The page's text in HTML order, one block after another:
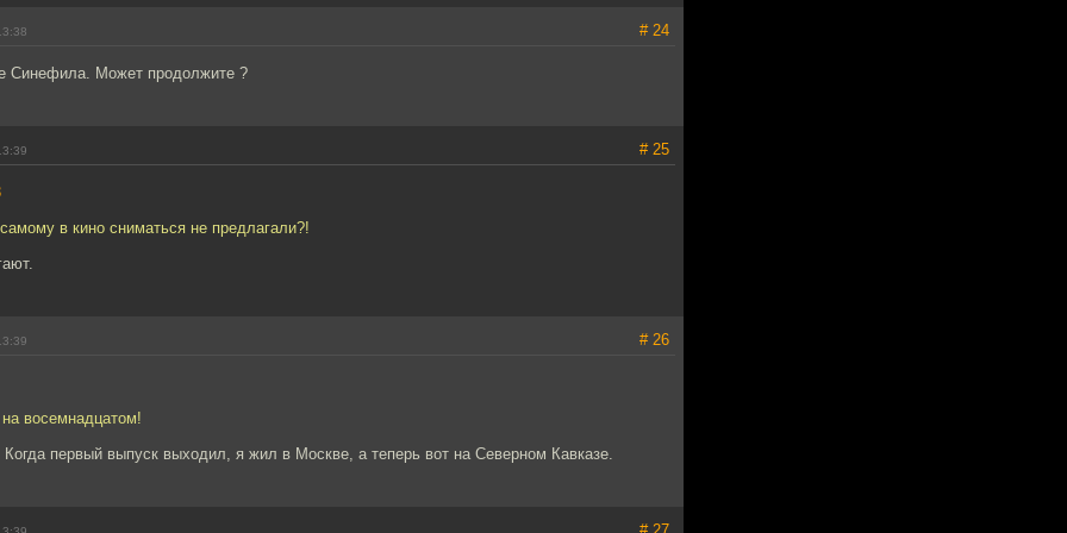
# 24
Синефила. Может продолжите ?
# 25
в кино сниматься не предлагали?!
# 26
восемнадцатом!
первый выпуск выходил, я жил в Москве, а теперь вот на Северном Кавказе.